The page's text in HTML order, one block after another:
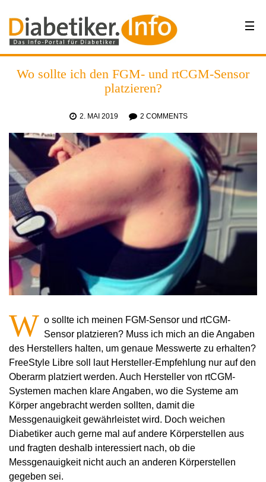
Wo sollte ich den FGM- und rtCGM-Sensor
platzieren?
2. MAI 2019 2 COMMENTS
W o sollte ich meinen FGM-Sensor und rtCGM-
Sensor platzieren? Muss ich mich an die Angaben
des Herstellers halten, um genaue Messwerte zu erhalten?
FreeStyle Libre soll laut Hersteller-Empfehlung nur auf den
Oberarm platziert werden. Auch Hersteller von rtCGM-
Systemen machen klare Angaben, wo die Systeme am
Körper angebracht werden sollten, damit die
Messgenauigkeit gewährleistet wird. Doch weichen
Diabetiker auch gerne mal auf andere Körperstellen aus
und fragten deshalb interessiert nach, ob die
Messgenauigkeit nicht auch an anderen Körperstellen
gegeben sei.